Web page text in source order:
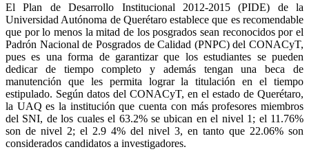
El Plan de Desarrollo Institucional 2012-2015 (PIDE) de la
Universidad Autónoma de Querétaro establece que es recomendable
que por lo menos la mitad de los posgrados sean reconocidos por el
Padrón Nacional de Posgrados de Calidad (PNPC) del CONACyT,
pues es una forma de garantizar que los estudiantes se pueden
dedicar de tiempo completo y además tengan una beca de
manutención que les permita lograr la titulación en el tiempo
estipulado. Según datos del CONACyT, en el estado de Querétaro,
la UAQ es la institución que cuenta con más profesores miembros
del SNI, de los cuales el 63.2% se ubican en el nivel 1; el 11.76%
son de nivel 2; el 2.9 4% del nivel 3, en tanto que 22.06% son
considerados candidatos a investigadores.